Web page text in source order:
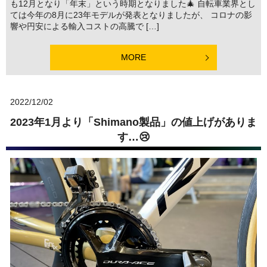
も12月となり「年末」という時期となりました🎄 自転車業界とし
ては今年の8月に23年モデルが発表となりましたが、 コロナの影
響や円安による輸入コストの高騰で […]
MORE
2022/12/02
2023年1月より「Shimano製品」の値上げがありま
す…😢